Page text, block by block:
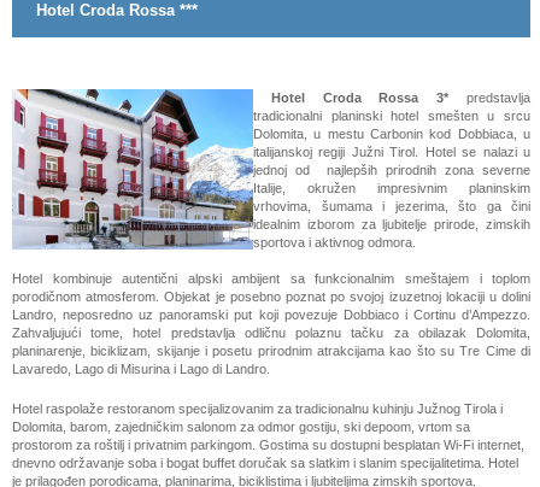
Hotel Croda Rossa ***
Hotel Croda Rossa 3* predstavlja
tradicionalni planinski hotel smešten u srcu
Dolomita, u mestu Carbonin kod Dobbiaca, u
italijanskoj regiji Južni Tirol. Hotel se nalazi u
jednoj od najlepših prirodnih zona severne
Italije, okružen impresivnim planinskim
vrhovima, šumama i jezerima, što ga čini
idealnim izborom za ljubitelje prirode, zimskih
sportova i aktivnog odmora.
Hotel kombinuje autentični alpski ambijent sa funkcionalnim smeštajem i toplom
porodičnom atmosferom. Objekat je posebno poznat po svojoj izuzetnoj lokaciji u dolini
Landro, neposredno uz panoramski put koji povezuje Dobbiaco i Cortinu d’Ampezzo.
Zahvaljujući tome, hotel predstavlja odličnu polaznu tačku za obilazak Dolomita,
planinarenje, biciklizam, skijanje i posetu prirodnim atrakcijama kao što su Tre Cime di
Lavaredo, Lago di Misurina i Lago di Landro.
Hotel raspolaže restoranom specijalizovanim za tradicionalnu kuhinju Južnog Tirola i
Dolomita, barom, zajedničkim salonom za odmor gostiju, ski depoom, vrtom sa
prostorom za roštilj i privatnim parkingom. Gostima su dostupni besplatan Wi-Fi internet,
dnevno održavanje soba i bogat buffet doručak sa slatkim i slanim specijalitetima. Hotel
je prilagođen porodicama, planinarima, biciklistima i ljubiteljima zimskih sportova.